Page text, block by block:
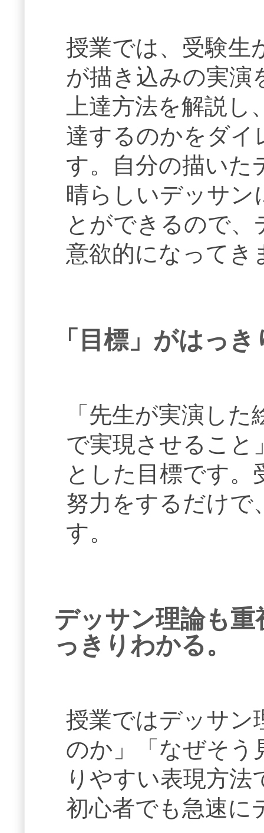
授業では、受験生
が描き込みの実演
上達方法を解説
達するのかをダイ
す。自分の描いた
晴らしいデッサン
とができるので
意欲的になってき
「目標」がはっ
「先生が実演し
で実現させること
とした目標です。
努力をするだけで
す。
デッサン理論も
っきりわかる。
授業ではデッサン
のか」「なぜそう
りやすい表現方
初心者でも急速に